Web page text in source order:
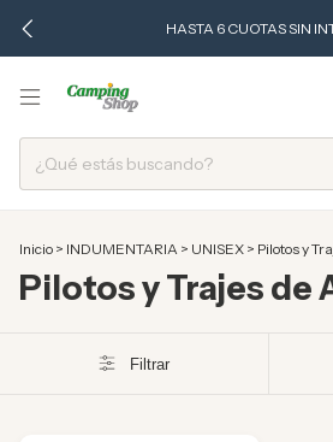
HASTA 6 CUOTAS SIN
Inicio > INDUMENTARIA > UNISEX > Pilotos y
Pilotos y Trajes de
Filtrar